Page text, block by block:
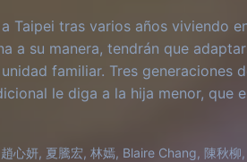
Taipei tras varios años viviendo
a su manera, tendrán que
familiar. Tres generaciones
le diga a la hija menor, que
心妍, 夏騰宏, 林嫣, Blaire Chang, 陳秋